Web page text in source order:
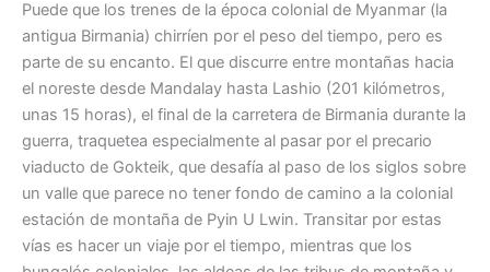
Puede que los trenes de la época colonial de Myanmar (la
antigua Birmania) chirríen por el peso del tiempo, pero es
parte de su encanto. El que discurre entre montañas hacia
el noreste desde Mandalay hasta Lashio (201 kilómetros,
unas 15 horas), el final de la carretera de Birmania durante la
guerra, traquetea especialmente al pasar por el precario
viaducto de Gokteik, que desafía al paso de los siglos sobre
un valle que parece no tener fondo de camino a la colonial
estación de montaña de Pyin U Lwin. Transitar por estas
vías es hacer un viaje por el tiempo, mientras que los